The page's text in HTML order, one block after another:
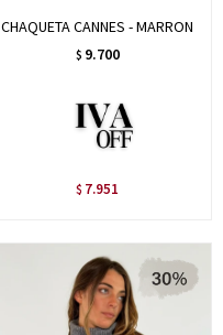
CHAQUETA CANNES - MARRON
$ 9.700
$ 7.951